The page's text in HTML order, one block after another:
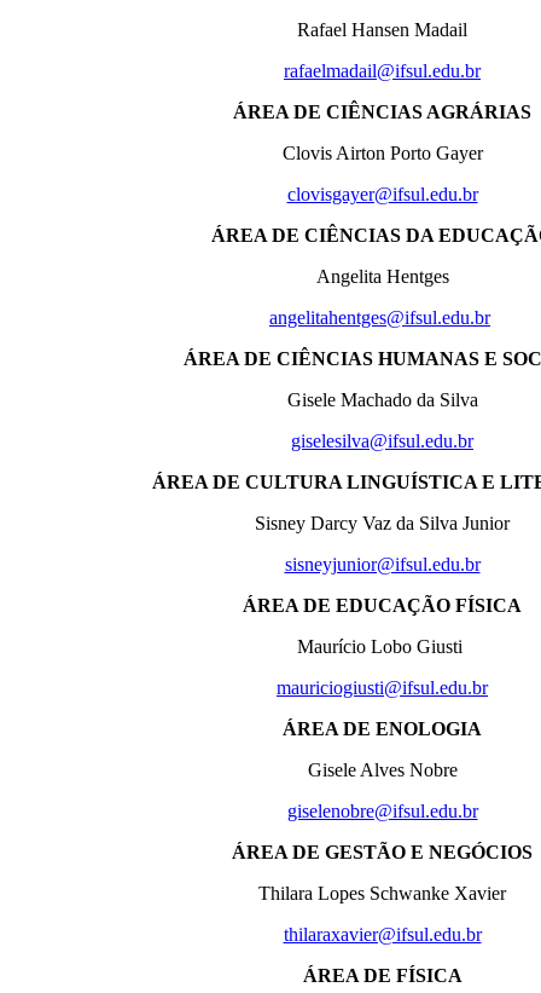
Rafael Hansen Madail
rafaelmadail@ifsul.edu.br
ÁREA DE CIÊNCIAS AGRÁRIAS
Clovis Airton Porto Gayer
clovisgayer@ifsul.edu.br
ÁREA DE CIÊNCIAS DA
Angelita Hentges
angelitahentges@ifsul.edu.br
ÁREA DE CIÊNCIAS HUMANAS E
Gisele Machado da Silva
giselesilva@ifsul.edu.br
ÁREA DE CULTURA LINGUÍSTICA E
Sisney Darcy Vaz da Silva Junior
sisneyjunior@ifsul.edu.br
ÁREA DE EDUCAÇÃO FÍSICA
Maurício Lobo Giusti
mauriciogiusti@ifsul.edu.br
ÁREA DE ENOLOGIA
Gisele Alves Nobre
giselenobre@ifsul.edu.br
ÁREA DE GESTÃO E NEGÓCIOS
Thilara Lopes Schwanke Xavier
thilaraxavier@ifsul.edu.br
ÁREA DE FÍSICA